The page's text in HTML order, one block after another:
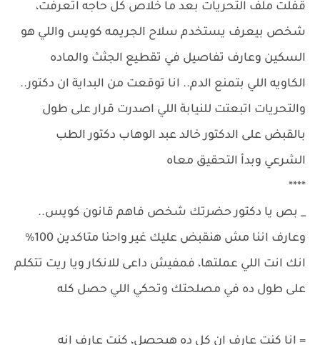
قفلت ملف التحريات بعد ما خلاص كل حاجه اتعرفت،
شخص بيعرف يستخدم سلاح الجريمه كويس واللي هو
السكين وعارف تفاصيل في تقطيع الجثث والماده
الكاويه اللي بتمنع الدم.. انا توقعت من البداية ان دكتور..
والتحريات اتبعتت للنيابة اللي اصدرت قرار على طول
بالقبض على الدكتور خالد عبد الوهاب دكتور الطب
الشرعي وبدأ التحقيق معاه
****
_ بص يا دكتور حضرتك شخص فاهم قانون كويس..
وعارف اننا مش هنقبض عليك غير واحنا متاكدين 100%
انك انت اللي عملتها، فمفيش داعى للانكار ويا ريت تتكلم
على طول ده في مصلحتك وتحكي اللي حصل كله
= انا كنت عارف ان كل ده هيحصل، كنت عارف انه